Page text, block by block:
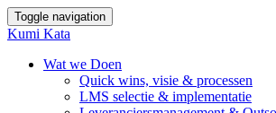
Toggle navigation
Kumi Kata
Wat we Doen
Quick wins, visie & processen
LMS selectie & implementatie